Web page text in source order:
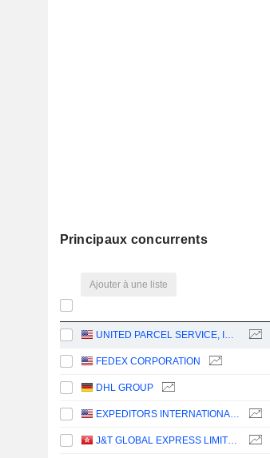
Principaux concurrents
Ajouter à une liste
UNITED PARCEL SERVICE, INC.
FEDEX CORPORATION
DHL GROUP
EXPEDITORS INTERNATIONAL OF WASHINGTON INC.
J&T GLOBAL EXPRESS LIMITED